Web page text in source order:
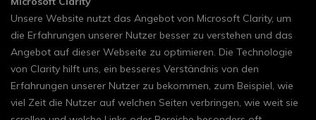
Unsere Website nutzt das Angebot von Microsoft Clarity, um
die Erfahrungen unserer Nutzer besser zu verstehen und das
Angebot auf dieser Webseite zu optimieren. Die Technologie
von Clarity hilft uns, ein besseres Verständnis von den
Erfahrungen unserer Nutzer zu bekommen, zum Beispiel, wie
viel Zeit die Nutzer auf welchen Seiten verbringen, wie weit sie